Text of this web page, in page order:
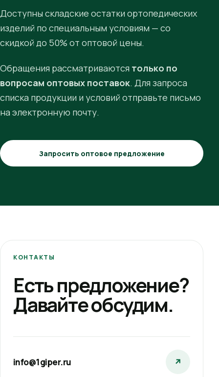
Доступны складские остатки ортопедических
изделий по специальным условиям — со
скидкой до 50% от оптовой цены.
Обращения рассматриваются только по
вопросам оптовых поставок. Для запроса
списка продукции и условий отправьте письмо
на электронную почту.
Запросить оптовое предложение
КОНТАКТЫ
Есть предложение?
Давайте обсудим.
info@1giper.ru ↗